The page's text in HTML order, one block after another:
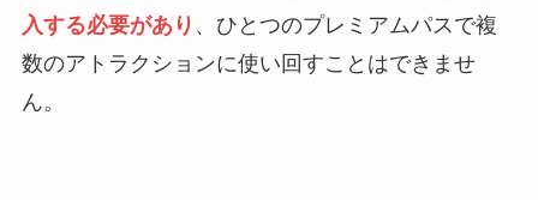
入する必要があり 、ひとつのプレミアムパスで複
数のアトラクションに使い回すことはできませ
ん。